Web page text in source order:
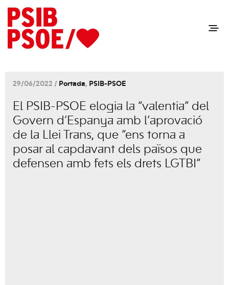
29/06/2022 / Portada, PSIB-PSOE
El PSIB-PSOE elogia la “valentia” del
Govern d’Espanya amb l’aprovació
de la Llei Trans, que “ens torna a
posar al capdavant dels països que
defensen amb fets els drets LGTBI”